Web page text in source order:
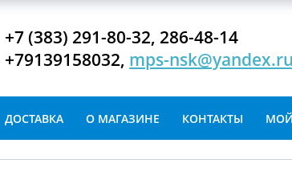
+7 (383) 291-80-32, 286-48-14
+79139158032, mps-nsk@yandex.ru
ДОСТАВКА О МАГАЗИНЕ КОНТАКТЫ